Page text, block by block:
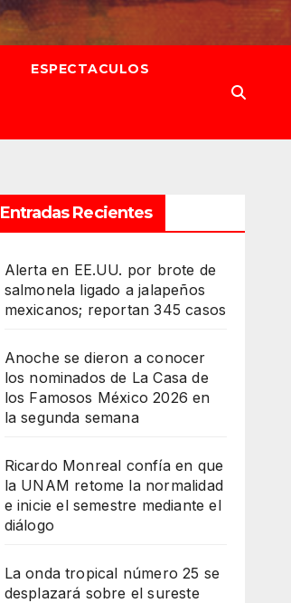
ESPECTACULOS
Entradas Recientes
Alerta en EE.UU. por brote de
salmonela ligado a jalapeños
mexicanos; reportan 345 casos
Anoche se dieron a conocer
los nominados de La Casa de
los Famosos México 2026 en
la segunda semana
Ricardo Monreal confía en que
la UNAM retome la normalidad
e inicie el semestre mediante el
diálogo
La onda tropical número 25 se
desplazará sobre el sureste